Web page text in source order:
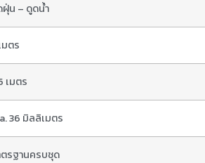
น – ดูดน้ำ
มตร
เมตร
36 มิลลิเมตร
รฐานครบชุด